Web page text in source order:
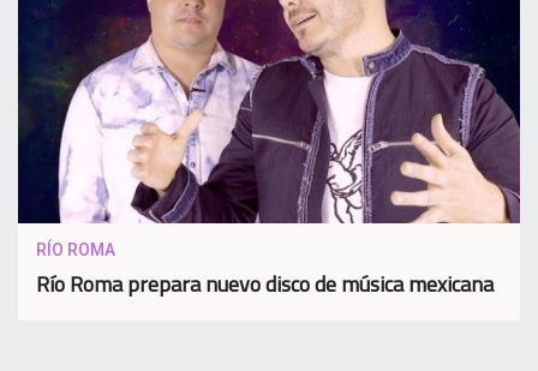
RÍO ROMA
Río Roma prepara nuevo disco de música mexicana